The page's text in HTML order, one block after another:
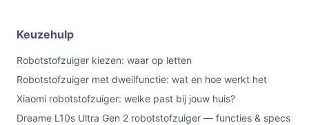
Keuzehulp
Robotstofzuiger kiezen: waar op letten
Robotstofzuiger met dweilfunctie: wat en hoe werkt het
Xiaomi robotstofzuiger: welke past bij jouw huis?
Dreame L10s Ultra Gen 2 robotstofzuiger — functies & specs